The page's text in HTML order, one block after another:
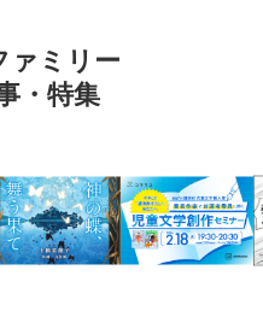
ァミリー
・特集